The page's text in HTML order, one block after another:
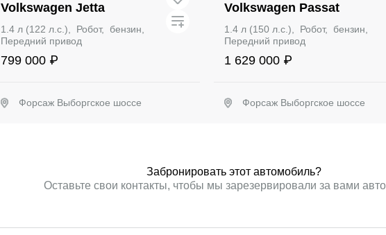
Volkswagen Jetta
1.4 л (122 л.с.), Робот, бензин,
Передний привод
799 000 ₽
Форсаж Выборгское шоссе
Volkswagen Passat
1.4 л (150 л.с.), Робот, бензин,
Передний привод
1 629 000 ₽
Форсаж Выборгское шоссе
Забронировать этот автомобиль?
Оставьте свои контакты, чтобы мы зарезервировали за вами